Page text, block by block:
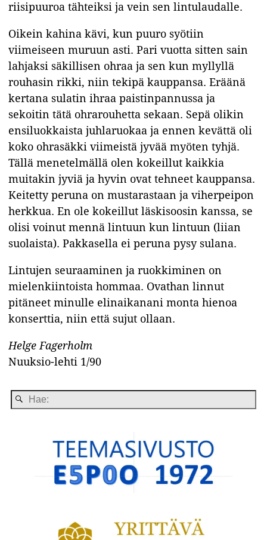
riisipuuroa tähteiksi ja vein sen lintulaudalle.
Oikein kahina kävi, kun puuro syötiin
viimeiseen muruun asti. Pari vuotta sitten sain
lahjaksi säkillisen ohraa ja sen kun myllyllä
rouhasin rikki, niin tekipä kauppansa. Eräänä
kertana sulatin ihraa paistinpannussa ja
sekoitin tätä ohrarouhetta sekaan. Sepä olikin
ensiluokkaista juhlaruokaa ja ennen kevättä oli
koko ohrasäkki viimeistä jyvää myöten tyhjä.
Tällä menetelmällä olen kokeillut kaikkia
muitakin jyviä ja hyvin ovat tehneet kauppansa.
Keitetty peruna on mustarastaan ja viherpeipon
herkkua. En ole kokeillut läskisoosin kanssa, se
olisi voinut mennä lintuun kun lintuun (liian
suolaista). Pakkasella ei peruna pysy sulana.
Lintujen seuraaminen ja ruokkiminen on
mielenkiintoista hommaa. Ovathan linnut
pitäneet minulle elinaikanani monta hienoa
konserttia, niin että sujut ollaan.
Helge Fagerholm
Nuuksio-lehti 1/90